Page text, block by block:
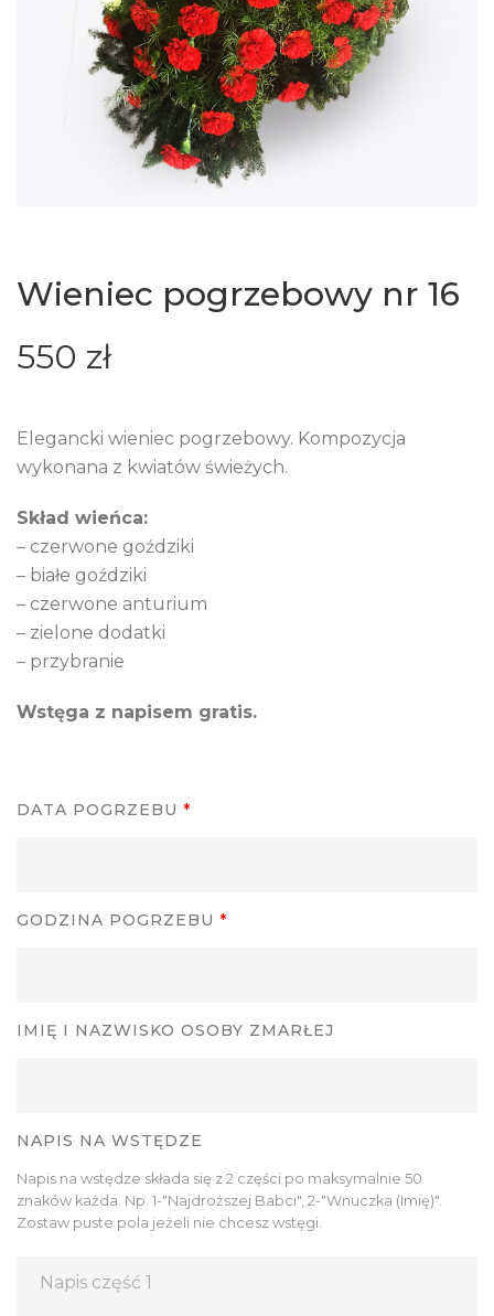
Wieniec pogrzebowy nr 16
550 zł
Elegancki wieniec pogrzebowy. Kompozycja
wykonana z kwiatów świeżych.
Skład wieńca:
– czerwone goździki
– białe goździki
– czerwone anturium
– zielone dodatki
– przybranie
Wstęga z napisem gratis.
DATA POGRZEBU *
GODZINA POGRZEBU *
IMIĘ I NAZWISKO OSOBY ZMARŁEJ
NAPIS NA WSTĘDZE
Napis na wstędze składa się z 2 części po maksymalnie 50
znaków każda. Np. 1-"Najdroższej Babci", 2-"Wnuczka (Imię)".
Zostaw puste pola jeżeli nie chcesz wstęgi.